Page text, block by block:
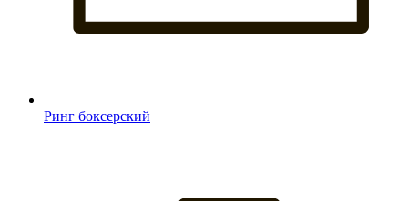
Ринг боксерский